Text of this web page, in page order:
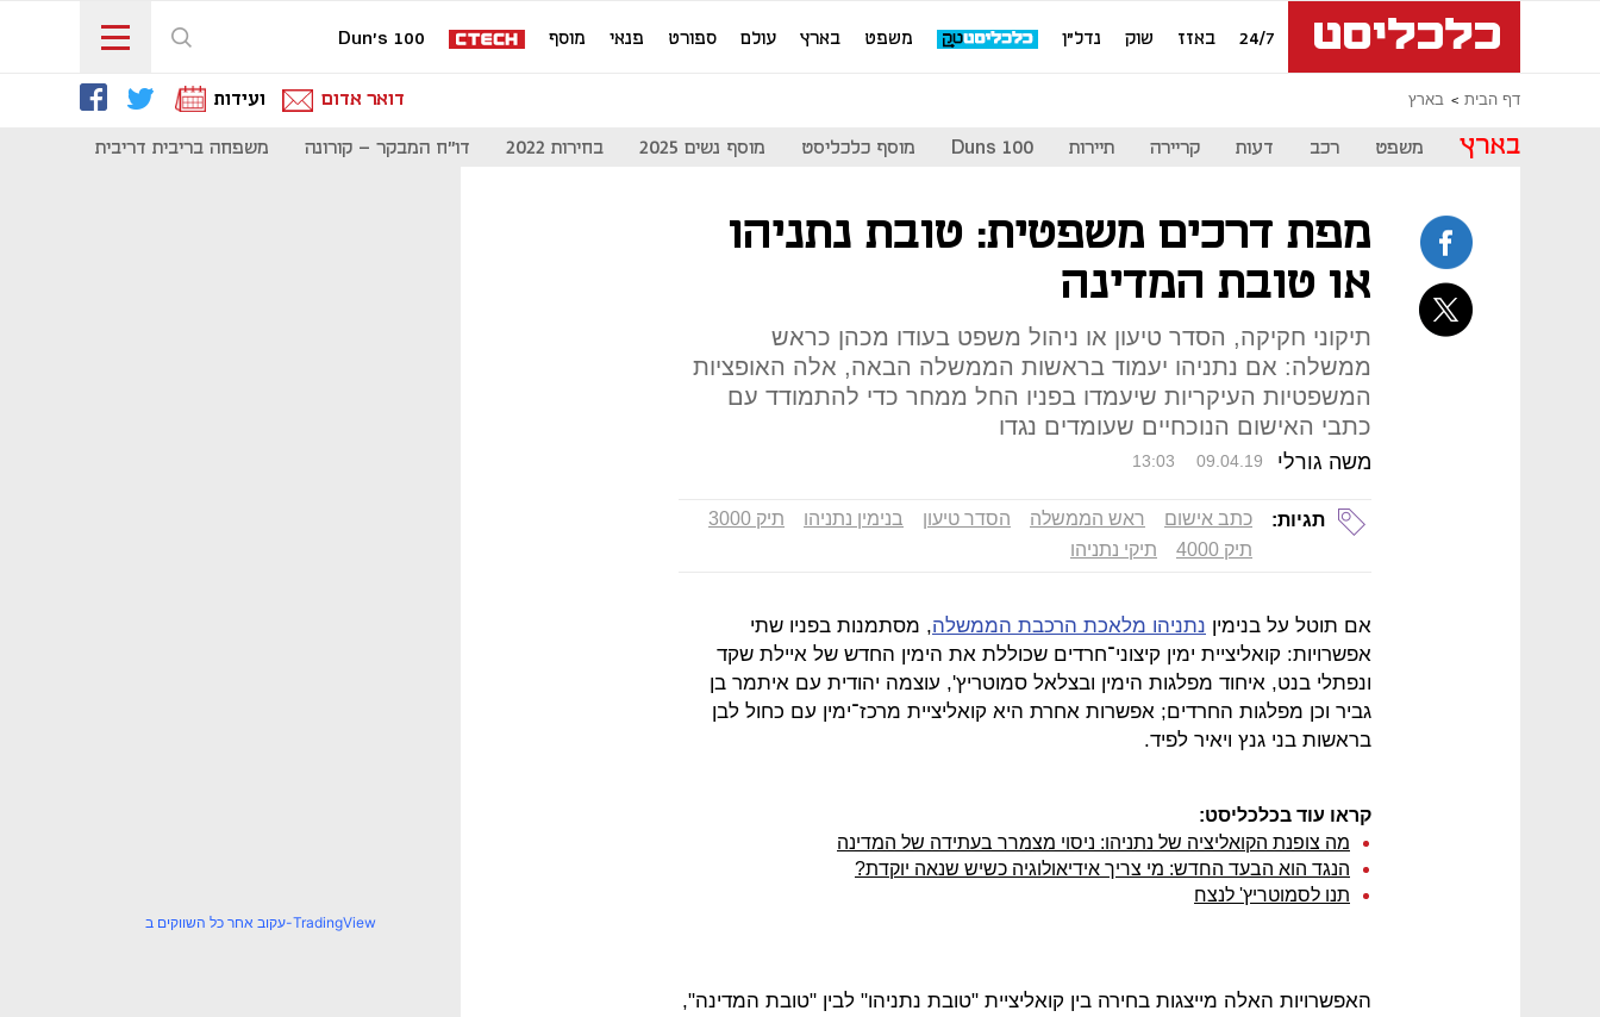
24/7 באזז שוק נדל"ן משפט בארץ עולם ספורט פנאי מוסף Dun's 100
דף הבית בארץ דואר אדום ועידות
בארץ משפט רכב דעות קריירה תיירות Duns 100 מוסף כלכליסט מוסף נשים 2025 בחירות 2022 דו"ח המבקר - קורונה משפחה בריבית דריבית
מפת דרכים משפטית: טובת נתניהו
או טובת המדינה
תיקוני חקיקה, הסדר טיעון או ניהול משפט בעודו מכהן כראש
ממשלה: אם נתניהו יעמוד בראשות הממשלה הבאה, אלה האופציות
המשפטיות העיקריות שיעמדו בפניו החל ממחר כדי להתמודד עם
כתבי האישום הנוכחיים שעומדים נגדו
משה גורלי 13:03 09.04.19
תגיות: כתב אישום ראש הממשלה הסדר טיעון בנימין נתניהו
תיק 3000
תיק 4000
תיקי נתניהו
אם תוטל על בנימין נתניהו מלאכת הרכבת הממשלה, מסתמנות בפניו שתי
אפשרויות: קואליציית ימין קיצוני־חרדים שכוללת את הימין החדש של איילת שקד
ונפתלי בנט, איחוד מפלגות הימין ובצלאל סמוטריץ', עוצמה יהודית עם איתמר בן
גביר וכן מפלגות החרדים; אפשרות אחרת היא קואליציית מרכז־ימין עם כחול לבן
בראשות בני גנץ ויאיר לפיד.
קראו עוד בכלכליסט:
מה צופנת הקואליציה של נתניהו: ניסוי מצמרר בעתידה של המדינה
הנגד הוא הבעד החדש: מי צריך אידיאולוגיה כשיש שנאה יוקדת?
תנו לסמוטריץ' לנצח
האפשרויות האלה מייצגות בחירה בין קואליציית "טובת נתניהו" לבין "טובת המדינה",
עקוב אחר כל השווקים ב-TradingView